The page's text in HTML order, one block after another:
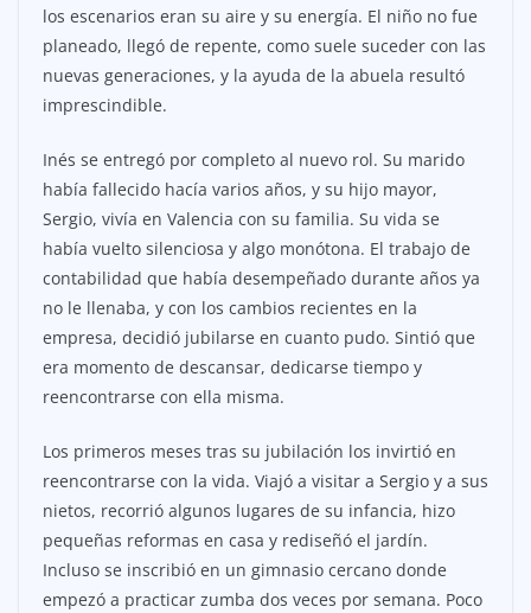
los escenarios eran su aire y su energía. El niño no fue
planeado, llegó de repente, como suele suceder con las
nuevas generaciones, y la ayuda de la abuela resultó
imprescindible.
Inés se entregó por completo al nuevo rol. Su marido
había fallecido hacía varios años, y su hijo mayor,
Sergio, vivía en Valencia con su familia. Su vida se
había vuelto silenciosa y algo monótona. El trabajo de
contabilidad que había desempeñado durante años ya
no le llenaba, y con los cambios recientes en la
empresa, decidió jubilarse en cuanto pudo. Sintió que
era momento de descansar, dedicarse tiempo y
reencontrarse con ella misma.
Los primeros meses tras su jubilación los invirtió en
reencontrarse con la vida. Viajó a visitar a Sergio y a sus
nietos, recorrió algunos lugares de su infancia, hizo
pequeñas reformas en casa y rediseñó el jardín.
Incluso se inscribió en un gimnasio cercano donde
empezó a practicar zumba dos veces por semana. Poco